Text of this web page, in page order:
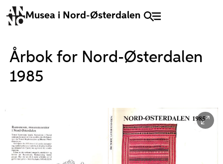
Musea i Nord-Østerdalen
Årbok for Nord-Østerdalen
1985